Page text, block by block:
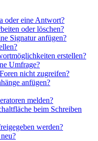
oder eine Antwort?
oder löschen?
Signatur anfügen?
erstellen?
Umfrage?
nicht zugreifen?
anfügen?
melden?
beim Schreiben
werden?